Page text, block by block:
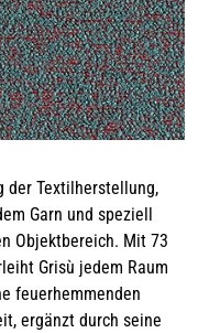
der Textilherstellung,
Garn und speziell
Objektbereich. Mit 73
Grisù jedem Raum
feuerhemmenden
ergänzt durch seine